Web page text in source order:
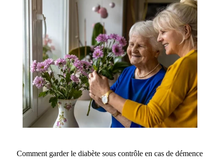
Comment garder le diabète sous contrôle en cas de démence